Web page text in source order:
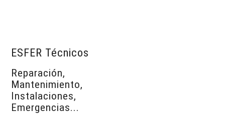
ESFER Técnicos
Reparación,
Mantenimiento,
Instalaciones,
Emergencias...